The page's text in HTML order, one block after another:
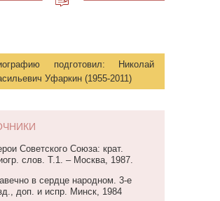
подготовил:
Николай
Уфаркин (1955-2011)
Советского Союза: крат.
слов. Т.1. – Москва, 1987.
в сердце народном. 3-е
доп. и испр. Минск, 1984